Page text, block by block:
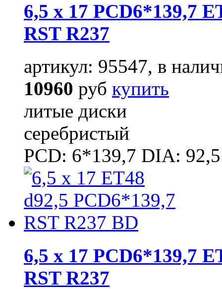
6,5 x 17 PCD6*139,7
RST R237
артикул: 95547, в
10960 руб купить
литые диски
серебристый
PCD: 6*139,7 DIA: 92,5
6,5 x 17 PCD6*139,7
RST R237